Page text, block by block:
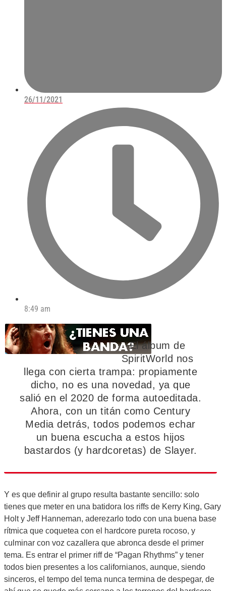
26/11/2021
8:49 am
El álbum de
SpiritWorld nos
llega con cierta trampa: propiamente
dicho, no es una novedad, ya que
salió en el 2020 de forma autoeditada.
Ahora, con un titán como Century
Media detrás, todos podemos echar
un buena escucha a estos hijos
bastardos (y hardcoretas) de Slayer.
Y es que definir al grupo resulta bastante sencillo: solo
tienes que meter en una batidora los riffs de Kerry King, Gary
Holt y Jeff Hanneman, aderezarlo todo con una buena base
rítmica que coquetea con el hardcore pureta rocoso, y
culminar con voz cazallera que abronca desde el primer
tema. Es entrar el primer riff de “Pagan Rhythms” y tener
todos bien presentes a los californianos, aunque, siendo
sinceros, el tempo del tema nunca termina de despegar, de